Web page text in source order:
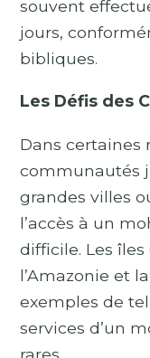
souvent
jours,
bibliques.
Les Défis des
Dans certaines
communautés
grandes villes
l’accès à un
difficile. Les îles
l’Amazonie et
exemples de
services d’un
rares.